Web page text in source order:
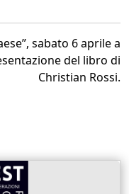
sabato 6 aprile a
del libro di
Christian Rossi.